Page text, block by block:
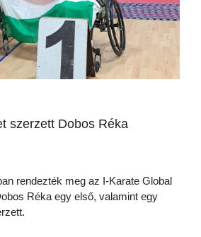
szerzett Dobos Réka
rendezték meg az I-Karate Global
Réka egy első, valamint egy